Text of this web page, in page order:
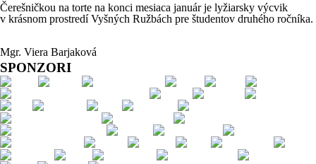
Čerešničkou na torte na konci mesiaca január je lyžiarsky výcvik
v krásnom prostredí Vyšných Ružbách pre študentov druhého ročníka.
Mgr. Viera Barjaková
SPONZORI